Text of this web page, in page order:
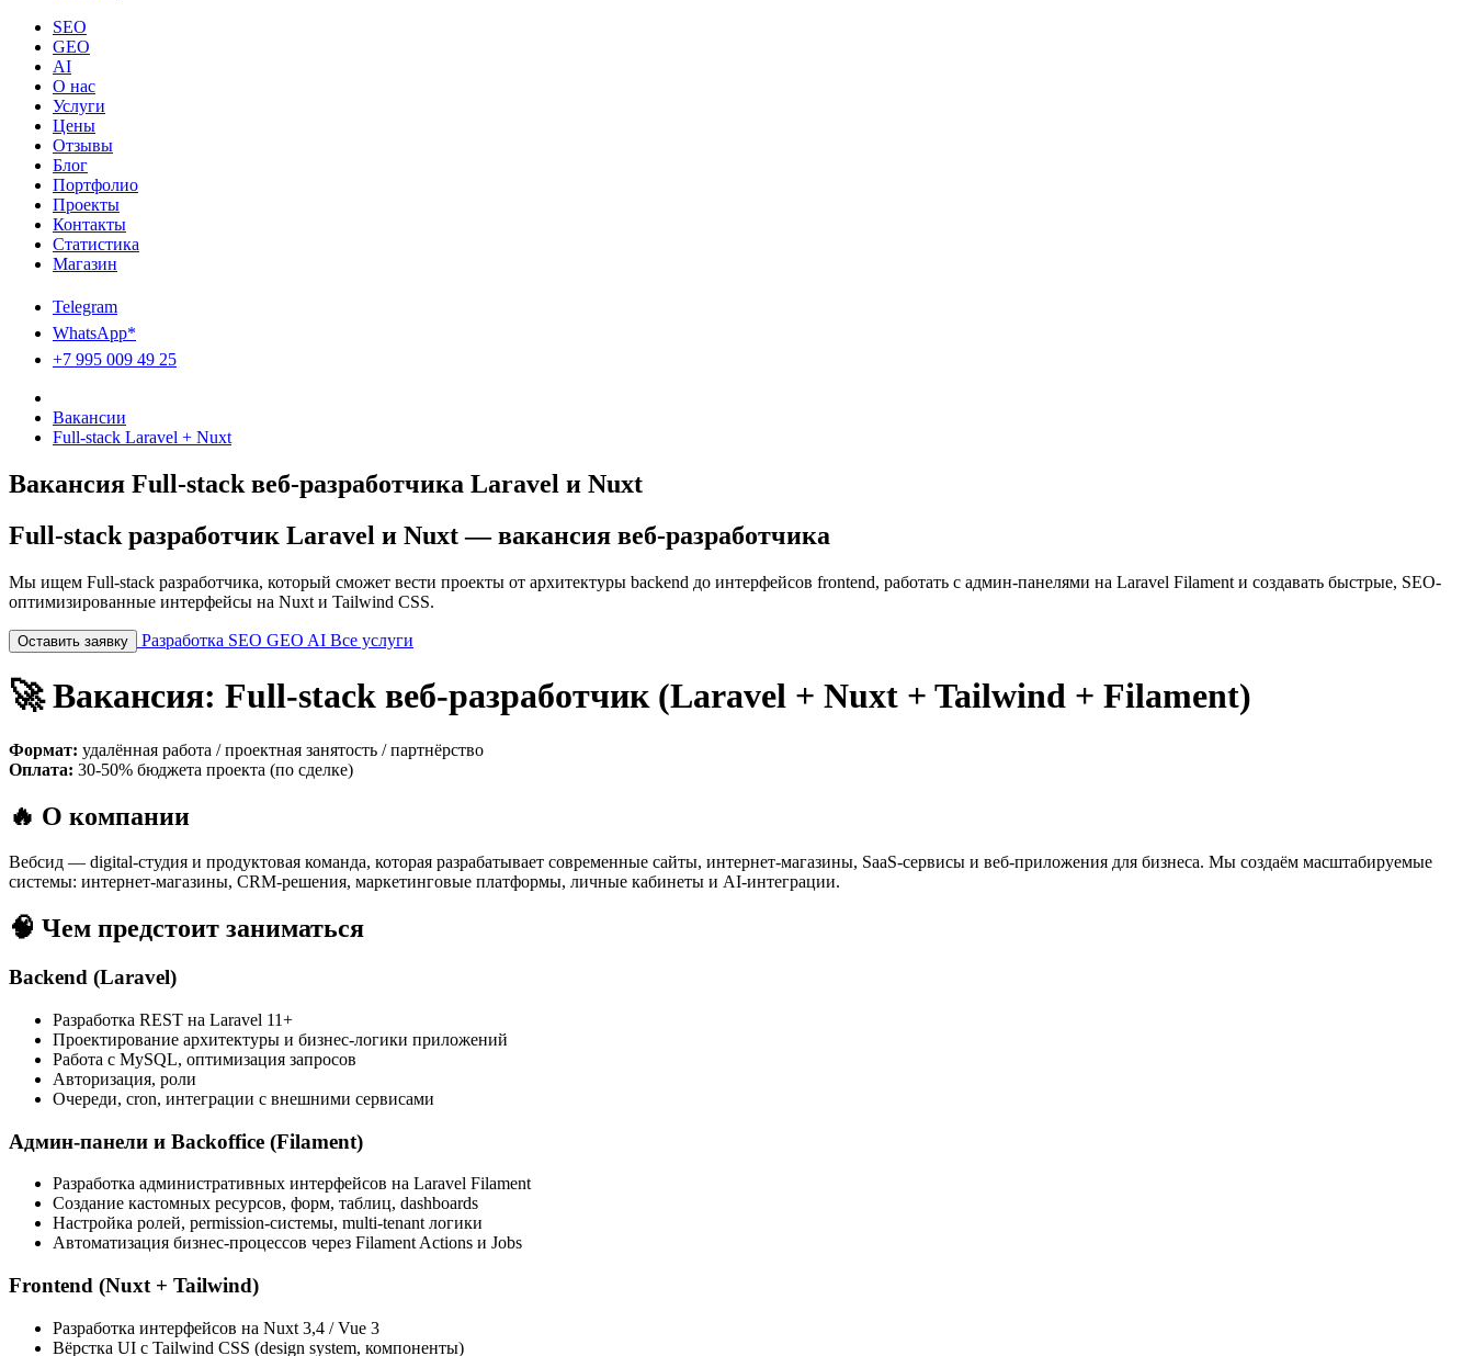
SEO
GEO
AI
О нас
Услуги
Цены
Отзывы
Блог
Портфолио
Проекты
Контакты
Статистика
Магазин
Telegram
WhatsApp*
+7 995 009 49 25
Вакансии
Full-stack Laravel + Nuxt
Вакансия Full-stack веб-разработчика Laravel и Nuxt
Full-stack разработчик Laravel и Nuxt — вакансия веб-разработчика
Мы ищем Full-stack разработчика, который сможет вести проекты от архитектуры backend до интерфейсов frontend, работать с админ-панелями на Laravel Filament и создавать быстрые, SEO-
оптимизированные интерфейсы на Nuxt и Tailwind CSS.
Оставить заявку Разработка SEO GEO AI Все услуги
🚀 Вакансия: Full-stack веб-разработчик (Laravel + Nuxt + Tailwind + Filament)
Формат: удалённая работа / проектная занятость / партнёрство
Оплата: 30-50% бюджета проекта (по сделке)
🔥 О компании
Вебсид — digital-студия и продуктовая команда, которая разрабатывает современные сайты, интернет-магазины, SaaS-сервисы и веб-приложения для бизнеса. Мы создаём масштабируемые
системы: интернет-магазины, CRM-решения, маркетинговые платформы, личные кабинеты и AI-интеграции.
🧠 Чем предстоит заниматься
Backend (Laravel)
Разработка REST на Laravel 11+
Проектирование архитектуры и бизнес-логики приложений
Работа с MySQL, оптимизация запросов
Авторизация, роли
Очереди, cron, интеграции с внешними сервисами
Админ-панели и Backoffice (Filament)
Разработка административных интерфейсов на Laravel Filament
Создание кастомных ресурсов, форм, таблиц, dashboards
Настройка ролей, permission-системы, multi-tenant логики
Автоматизация бизнес-процессов через Filament Actions и Jobs
Frontend (Nuxt + Tailwind)
Разработка интерфейсов на Nuxt 3,4 / Vue 3
Вёрстка UI с Tailwind CSS (design system, компоненты)